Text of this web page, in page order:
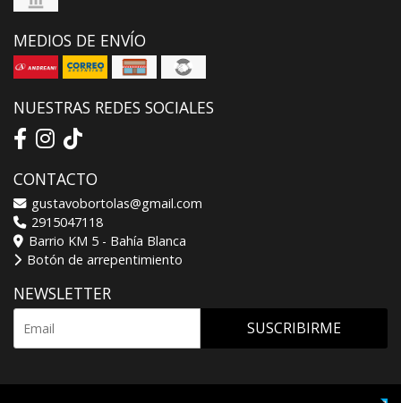
MEDIOS DE ENVÍO
NUESTRAS REDES SOCIALES
CONTACTO
gustavobortolas@gmail.com
2915047118
Barrio KM 5 - Bahía Blanca
Botón de arrepentimiento
NEWSLETTER
SUSCRIBIRME